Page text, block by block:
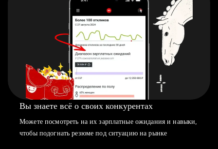
Вы знаете всё о своих конкурентах
Можете посмотреть на их зарплатные ожидания и навыки,
чтобы подогнать резюме под ситуацию на рынке